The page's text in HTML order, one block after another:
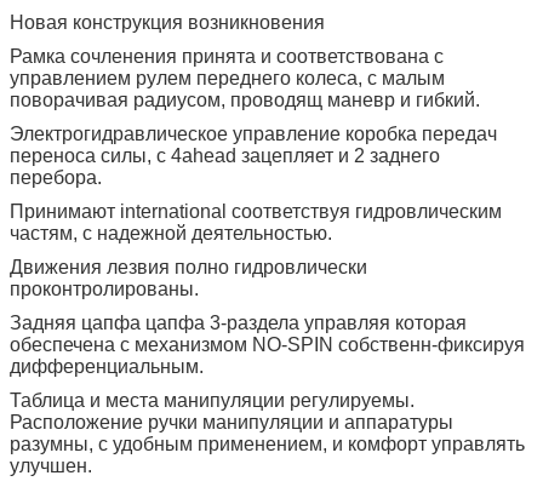
Новая конструкция возникновения
Рамка сочленения принята и соответствована с
управлением рулем переднего колеса, с малым
поворачивая радиусом, проводящ маневр и гибкий.
Электрогидравлическое управление коробка передач
переноса силы, с 4ahead зацепляет и 2 заднего
перебора.
Принимают international соответствуя гидровлическим
частям, с надежной деятельностью.
Движения лезвия полно гидровлически
проконтролированы.
Задняя цапфа цапфа 3-раздела управляя которая
обеспечена с механизмом NO-SPIN собственн-фиксируя
дифференциальным.
Таблица и места манипуляции регулируемы.
Расположение ручки манипуляции и аппаратуры
разумны, с удобным применением, и комфорт управлять
улучшен.